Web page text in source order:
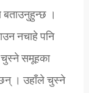
।
नचाहे पनि
चुस्ने समूहका
। उहाँले चुस्ने